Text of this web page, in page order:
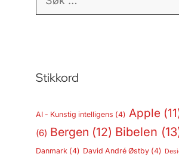
Stikkord
AI - Kunstig intelligens (4) Apple
(6) Bergen (12) Bibelen
Danmark (4) David André Østby(4)